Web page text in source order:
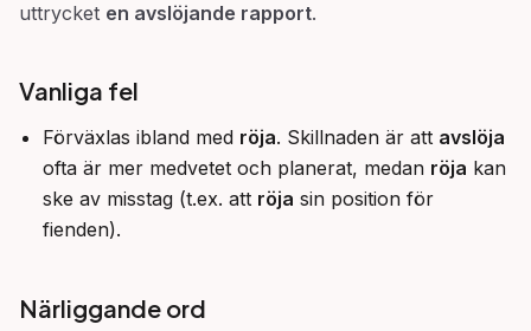
uttrycket en avslöjande rapport.
Vanliga fel
Förväxlas ibland med röja. Skillnaden är att avslöja
ofta är mer medvetet och planerat, medan röja kan
ske av misstag (t.ex. att röja sin position för
fienden).
Närliggande ord